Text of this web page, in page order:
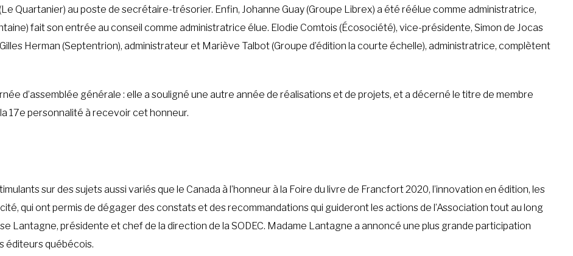
Quartanier) au poste de secrétaire-trésorier. Enfin, Johanne Guay (Groupe Librex) a été réélue comme administratrice,
fait son entrée au conseil comme administratrice élue. Elodie Comtois (Écosociété), vice-présidente, Simon de Jocas
Herman (Septentrion), administrateur et Mariève Talbot (Groupe d’édition la courte échelle), administratrice, complètent
d’assemblée générale : elle a souligné une autre année de réalisations et de projets, et a décerné le titre de membre
17e personnalité à recevoir cet honneur.
sur des sujets aussi variés que le Canada à l’honneur à la Foire du livre de Francfort 2020, l’innovation en édition, les
qui ont permis de dégager des constats et des recommandations qui guideront les actions de l’Association tout au long
Lantagne, présidente et chef de la direction de la SODEC. Madame Lantagne a annoncé une plus grande participation
éditeurs québécois.